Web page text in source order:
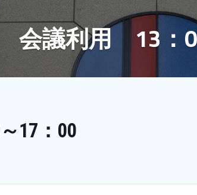
会議利用 13：
17：00